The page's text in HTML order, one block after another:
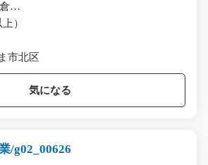
倉…
）
市北区
気になる
/g02_00626